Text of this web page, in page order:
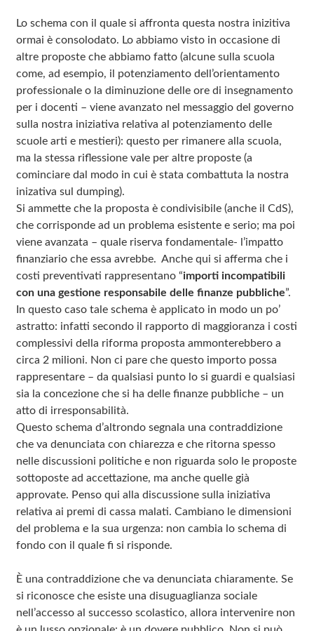
Lo schema con il quale si affronta questa nostra inizitiva
ormai è consolodato. Lo abbiamo visto in occasione di
altre proposte che abbiamo fatto (alcune sulla scuola
come, ad esempio, il potenziamento dell’orientamento
professionale o la diminuzione delle ore di insegnamento
per i docenti – viene avanzato nel messaggio del governo
sulla nostra iniziativa relativa al potenziamento delle
scuole arti e mestieri): questo per rimanere alla scuola,
ma la stessa riflessione vale per altre proposte (a
cominciare dal modo in cui è stata combattuta la nostra
inizativa sul dumping).
Si ammette che la proposta è condivisibile (anche il CdS),
che corrisponde ad un problema esistente e serio; ma poi
viene avanzata – quale riserva fondamentale- l’impatto
finanziario che essa avrebbe. Anche qui si afferma che i
costi preventivati rappresentano “importi incompatibili
con una gestione responsabile delle finanze pubbliche”.
In questo caso tale schema è applicato in modo un po’
astratto: infatti secondo il rapporto di maggioranza i costi
complessivi della riforma proposta ammonterebbero a
circa 2 milioni. Non ci pare che questo importo possa
rappresentare – da qualsiasi punto lo si guardi e qualsiasi
sia la concezione che si ha delle finanze pubbliche – un
atto di irresponsabilità.
Questo schema d’altrondo segnala una contraddizione
che va denunciata con chiarezza e che ritorna spesso
nelle discussioni politiche e non riguarda solo le proposte
sottoposte ad accettazione, ma anche quelle già
approvate. Penso qui alla discussione sulla iniziativa
relativa ai premi di cassa malati. Cambiano le dimensioni
del problema e la sua urgenza: non cambia lo schema di
fondo con il quale fi si risponde.
È una contraddizione che va denunciata chiaramente. Se
si riconosce che esiste una disuguaglianza sociale
nell’accesso al successo scolastico, allora intervenire non